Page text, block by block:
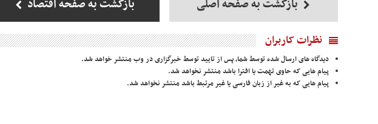
بازگشت به صفحه اصلی بازگشت به صفحه اقتصاد
نظرات کاربران
دیدگاه های ارسال شده توسط شما، پس از تایید توسط خبرگزاری در وب منتشر خواهد شد.
پیام هایی که حاوی تهمت یا افترا باشد منتشر نخواهد شد.
پیام هایی که به غیر از زبان فارسی یا غیر مرتبط باشد منتشر نخواهد شد.